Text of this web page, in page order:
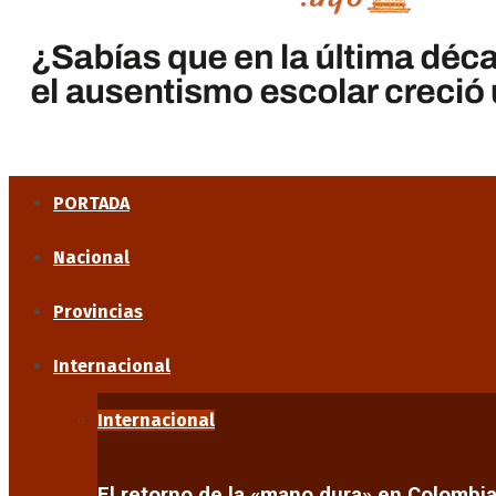
PORTADA
Nacional
Provincias
Internacional
Internacional